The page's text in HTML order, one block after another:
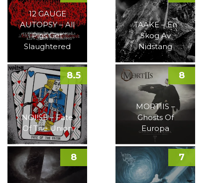
12 GAUGE
AUTOPSY – All
Pigs Get
Slaughtered
TAAKE – En
Skog Av
Nidstang
NOI!SE – Fate
Of The Union
8.5
MORTIIS –
Ghosts Of
Europa
8
8 7